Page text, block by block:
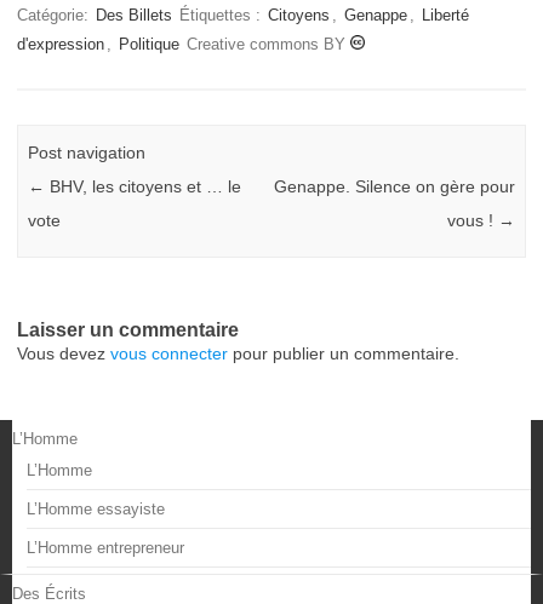
Catégorie: Des Billets Étiquettes : Citoyens , Genappe , Liberté
d'expression , Politique Creative commons BY
Post navigation
← BHV, les citoyens et … le
vote
Genappe. Silence on gère pour
vous ! →
Laisser un commentaire
Vous devez vous connecter pour publier un commentaire.
L’Homme
L’Homme
L’Homme essayiste
L’Homme entrepreneur
Des Écrits